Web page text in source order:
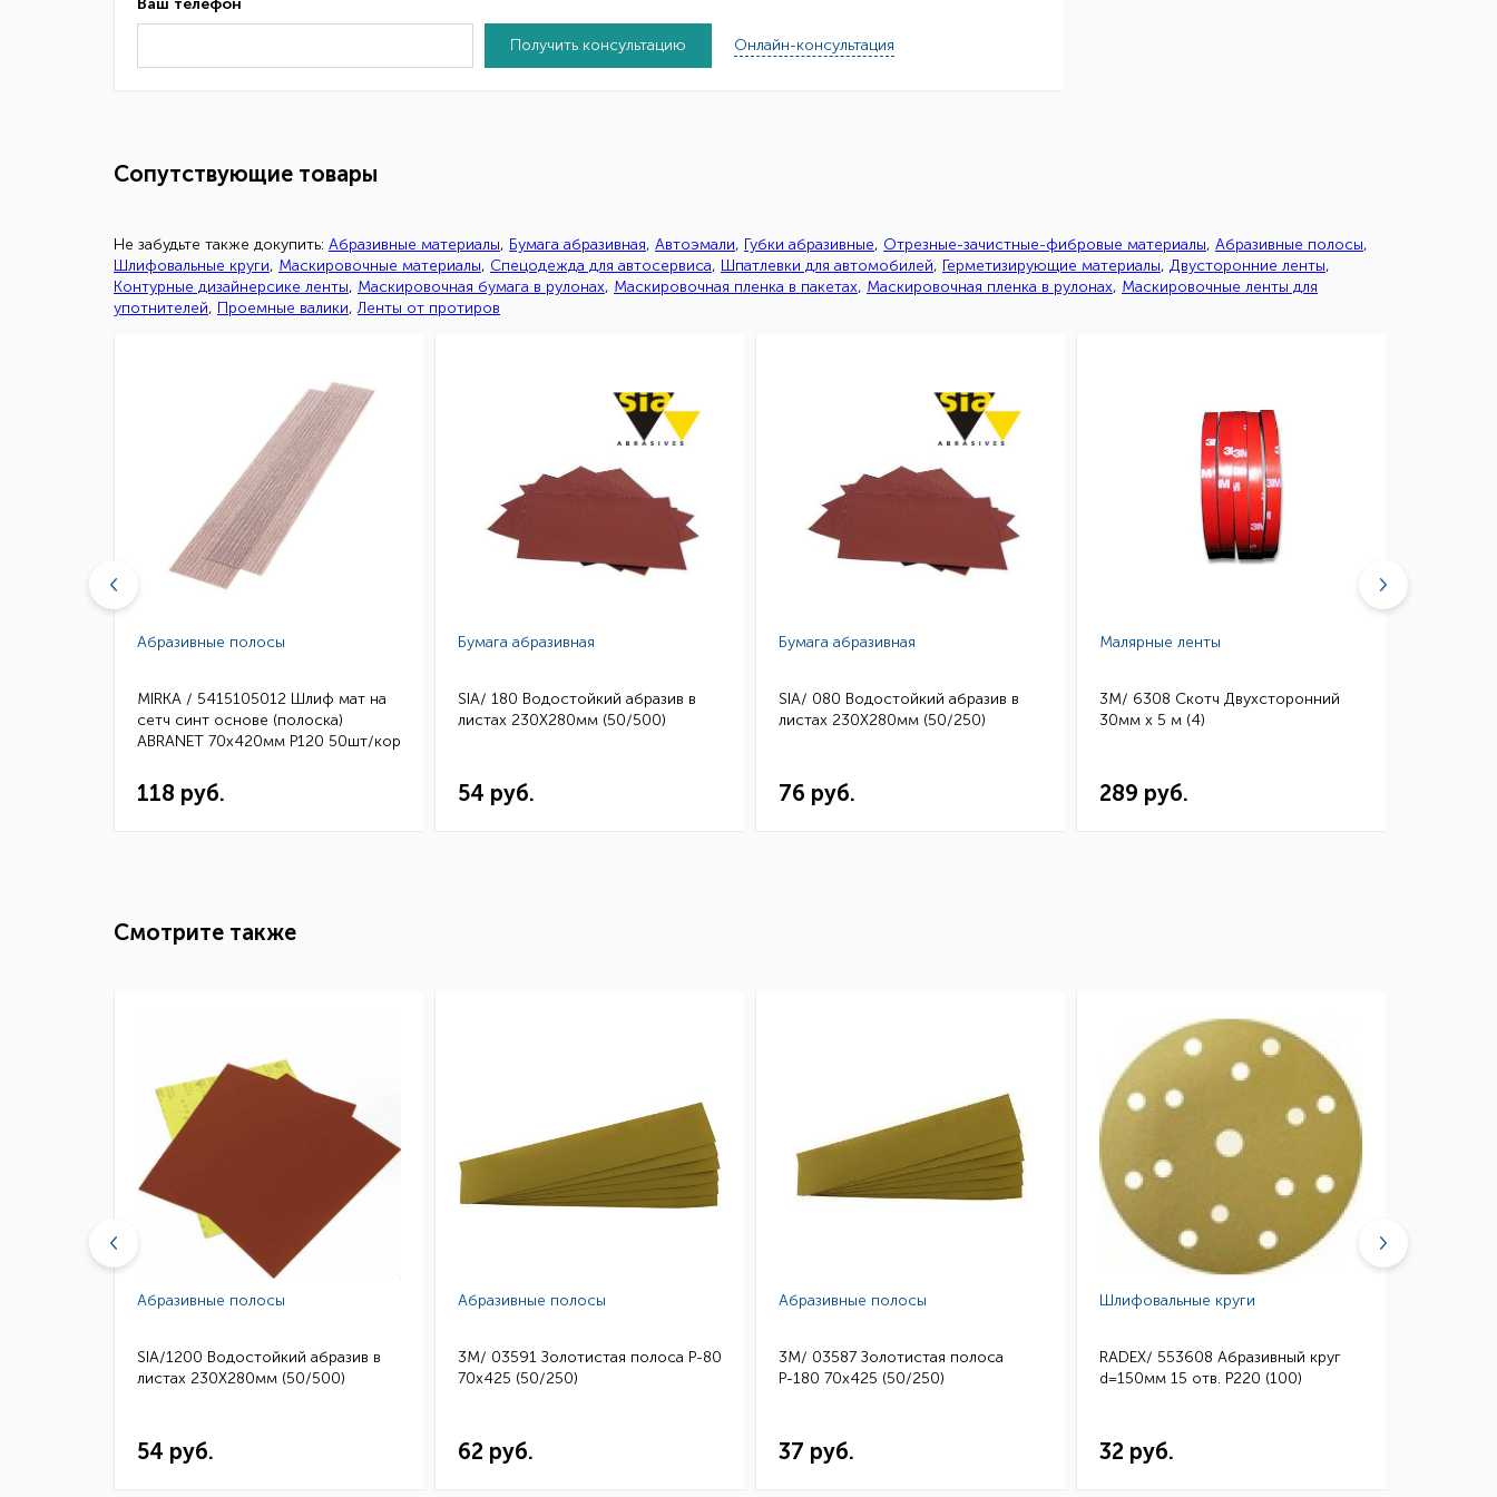
Ваш телефон
Получить консультацию Онлайн-консультация
Сопутствующие товары
Не забудьте также докупить: Абразивные материалы, Бумага абразивная, Автоэмали, Губки абразивные, Отрезные-зачистные-фибровые материалы, Абразивные полосы,
Шлифовальные круги, Маскировочные материалы, Спецодежда для автосервиса, Шпатлевки для автомобилей, Герметизирующие материалы, Двусторонние ленты,
Контурные дизайнерсике ленты, Маскировочная бумага в рулонах, Маскировочная пленка в пакетах, Маскировочная пленка в рулонах, Маскировочные ленты для
употнителей, Проемные валики,Ленты от протиров
Абразивные полосы
MIRKA / 5415105012 Шлиф мат на
сетч синт основе (полоска)
ABRANET 70x420мм Р120 50шт/кор
118 руб.
Бумага абразивная
SIA/ 180 Водостойкий абразив в
листах 230Х280мм (50/500)
54 руб.
Бумага абразивная
SIA/ 080 Водостойкий абразив в
листах 230Х280мм (50/250)
76 руб.
Малярные ленты
3M/ 6308 Скотч Двухсторонний
30мм х 5 м (4)
289 руб.
Смотрите также
Абразивные полосы
SIA/1200 Водостойкий абразив в
листах 230Х280мм (50/500)
54 руб.
Абразивные полосы
3M/ 03591 Золотистая полоса Р-80
70х425 (50/250)
62 руб.
Абразивные полосы
3M/ 03587 Золотистая полоса
Р-180 70х425 (50/250)
37 руб.
Шлифовальные круги
RADEX/ 553608 Абразивный круг
d=150мм 15 отв. Р220 (100)
32 руб.